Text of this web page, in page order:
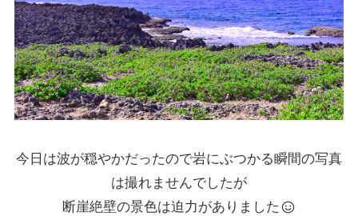
今日は波が穏やかだったので岩にぶつかる瞬間の写真
は撮れませんでしたが
断崖絶壁の景色は迫力がありました